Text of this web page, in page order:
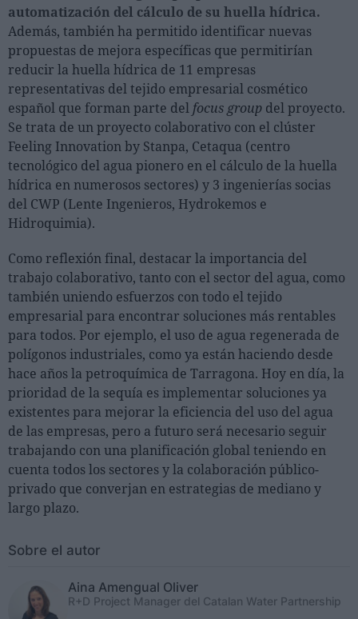
automatización del cálculo de su huella hídrica.
Además, también ha permitido identificar nuevas
propuestas de mejora específicas que permitirían
reducir la huella hídrica de 11 empresas
representativas del tejido empresarial cosmético
español que forman parte del focus group del proyecto.
Se trata de un proyecto colaborativo con el clúster
Feeling Innovation by Stanpa, Cetaqua (centro
tecnológico del agua pionero en el cálculo de la huella
hídrica en numerosos sectores) y 3 ingenierías socias
del CWP (Lente Ingenieros, Hydrokemos e
Hidroquimia).
Como reflexión final, destacar la importancia del
trabajo colaborativo, tanto con el sector del agua, como
también uniendo esfuerzos con todo el tejido
empresarial para encontrar soluciones más rentables
para todos. Por ejemplo, el uso de agua regenerada de
polígonos industriales, como ya están haciendo desde
hace años la petroquímica de Tarragona. Hoy en día, la
prioridad de la sequía es implementar soluciones ya
existentes para mejorar la eficiencia del uso del agua
de las empresas, pero a futuro será necesario seguir
trabajando con una planificación global teniendo en
cuenta todos los sectores y la colaboración público-
privado que converjan en estrategias de mediano y
largo plazo.
Sobre el autor
Aina Amengual Oliver
R+D Project Manager del Catalan Water Partnership